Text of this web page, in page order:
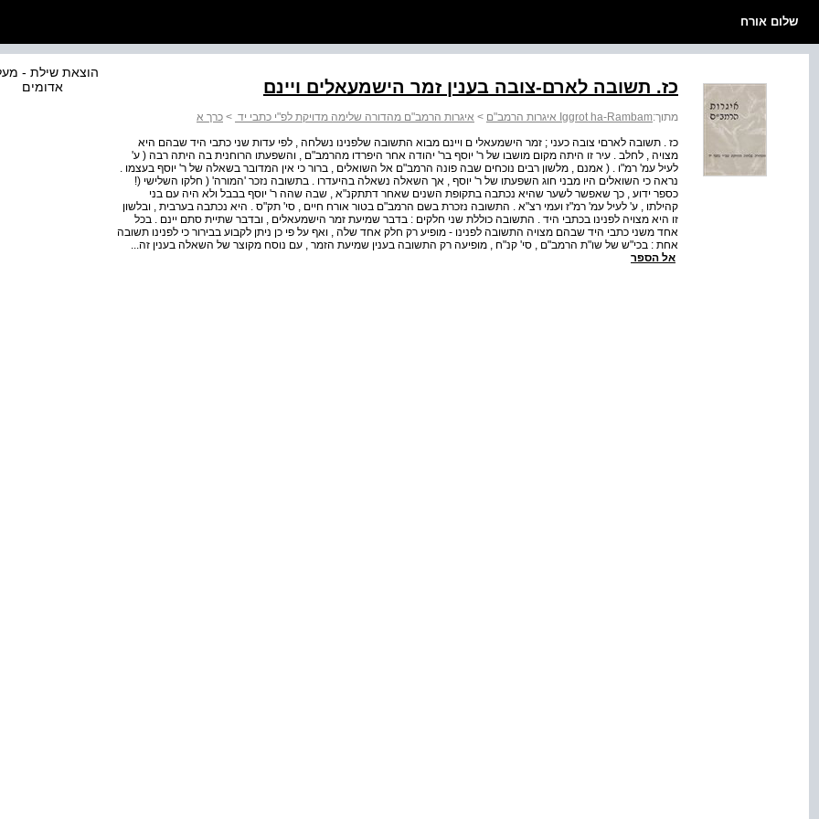
שלום אורח
כז. תשובה לארם-צובה בענין זמר הישמעאלים ויינם
מתוך:Iggrot ha-Rambam איגרות הרמב"ם > איגרות הרמב"ם מהדורה שלימה מדויקת לפ"י כתבי יד > כרך א
כז . תשובה לארםי צובה כעני ; זמר הישמעאלי ם ויינם מבוא התשובה שלפנינו נשלחה , לפי עדות שני כתבי היד שבהם היא
מצויה , לחלב . עיר זו היתה מקום מושבו של ר' יוסף בר' יהודה אחר היפרדו מהרמב"ם , והשפעתו הרוחנית בה היתה רבה ( ע'
לעיל עמ' רמ"ו . ( אמנם , מלשון רבים נוכחים שבה פונה הרמב"ם אל השואלים , ברור כי אין המדובר בשאלה של ר' יוסף בעצמו .
נראה כי השואלים היו מבני חוג השפעתו של ר' יוסף , אך השאלה נשאלה בהיעדרו . בתשובה נזכר 'המורה' ( חלקו השלישי (!
כספר ידוע , כך שאפשר לשער שהיא נכתבה בתקופת השנים שאחר דתתקנ"א , שבה שהה ר' יוסף בבבל ולא היה עם בני
קהילתו , ע' לעיל עמ' רמ"ז ועמי רצ"א . התשובה נזכרת בשם הרמב"ם בטור אורח חיים , סי' תק"ס . היא נכתבה בערבית , ובלשון
זו היא מצויה לפנינו בכתבי היד . התשובה כוללת שני חלקים : בדבר שמיעת זמר הישמעאלים , ובדבר שתיית סתם יינם . בכל
אחד משני כתבי היד שבהם מצויה התשובה לפנינו - מופיע רק חלק אחד שלה , ואף על פי כן ניתן לקבוע בבירור כי לפנינו תשובה
אחת : בכי"ש של שו"ת הרמב"ם , סי' קנ"ח , מופיעה רק התשובה בענין שמיעת הזמר , עם נוסח מקוצר של השאלה בענין זה...
אל הספר
הוצאת שילת -
אדומים